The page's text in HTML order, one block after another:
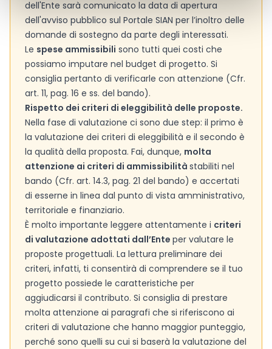
dell'Ente sarà comunicato la data di apertura
dell'avviso pubblico sul Portale SIAN per l’inoltro delle
domande di sostegno da parte degli interessati.
Le spese ammissibili sono tutti quei costi che
possiamo imputare nel budget di progetto. Si
consiglia pertanto di verificarle con attenzione (Cfr.
art. 11, pag. 16 e ss. del bando).
Rispetto dei criteri di eleggibilità delle proposte.
Nella fase di valutazione ci sono due step: il primo è
la valutazione dei criteri di eleggibilità e il secondo è
la qualità della proposta. Fai, dunque, molta
attenzione ai criteri di ammissibilità stabiliti nel
bando (Cfr. art. 14.3, pag. 21 del bando) e accertati
di esserne in linea dal punto di vista amministrativo,
territoriale e finanziario.
È molto importante leggere attentamente i criteri
di valutazione adottati dall’Ente per valutare le
proposte progettuali. La lettura preliminare dei
criteri, infatti, ti consentirà di comprendere se il tuo
progetto possiede le caratteristiche per
aggiudicarsi il contributo. Si consiglia di prestare
molta attenzione ai paragrafi che si riferiscono ai
criteri di valutazione che hanno maggior punteggio,
perché sono quelli su cui si baserà la valutazione del